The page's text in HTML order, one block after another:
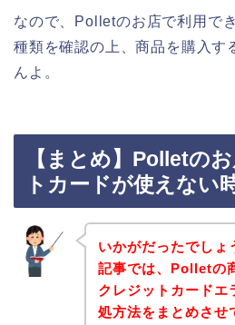
なので、Polletのお店で利用で
種類を確認の上、商品を購入す
んよ。
【まとめ】Polletの
トカードが使えない
いかがだったでしょ
記事では、Polletの
クレジットカードエ
処方法をまとめさせ